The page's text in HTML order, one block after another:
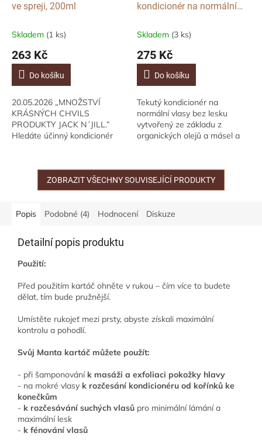
ve spreji, 200ml
Skladem (1 ks)
263 Kč
Do košíku
20.05.2026 „MNOŽSTVÍ
KRÁSNÝCH CHVILS
PRODUKTY JACK N´JILL.”
Hledáte účinný kondicionér
kondicionér Jack N´Jill ve...
kondicionér na normální
250ml
Skladem (3 ks)
275 Kč
Do košíku
Tekutý kondicionér na
normální vlasy bez lesku
vytvořený ze základu z
organických olejů a másel a
látkami a silicemi dopřeje
vlasům a...
ZOBRAZIT VŠECHNY SOUVISEJÍCÍ PRODUKTY
Popis Podobné (4) Hodnocení Diskuze
Detailní popis produktu
Použití:
Před použitím kartáč ohněte v rukou – čím více to budete
dělat, tím bude pružnější.
Umístěte rukojeť mezi prsty, abyste získali maximální
kontrolu a pohodlí.
Svůj Manta kartáč můžete použít:
- při šamponování k masáži a exfoliaci pokožky hlavy
- na mokré vlasy k rozčesání kondicionéru od kořínků ke
konečkům
- k rozčesávání suchých vlasů pro minimální lámání a
maximální lesk
- k fénování vlasů